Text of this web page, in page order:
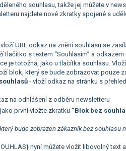
souhlasu, takže jej můžete v
najdete nové zkratky spojené s
URL odkaz na znění souhlasu se
tlačítko s textem “Souhlasím” a
je totožná, jako u tlačítka souhlasu.
blok, který se bude zobrazovat pouze
- vloží odkaz na stránku s
na odhlášení z odběru newsletteru
první vložte zkratku “Blok bez
bude zobrazen zákazník bez souhlasu
nyní můžete vložit libovolný